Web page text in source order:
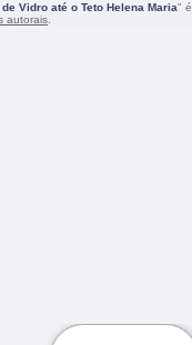
Vidro até o Teto Helena Maria"
autorais